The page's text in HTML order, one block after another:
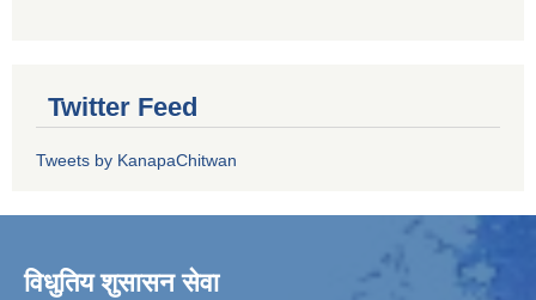
Twitter Feed
Tweets by KanapaChitwan
विधुतिय शुसासन सेवा